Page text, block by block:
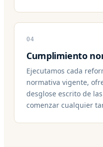
04
Cumplimiento
Ejecutamos cada
normativa vigente,
desglose escrito de
comenzar cualquier